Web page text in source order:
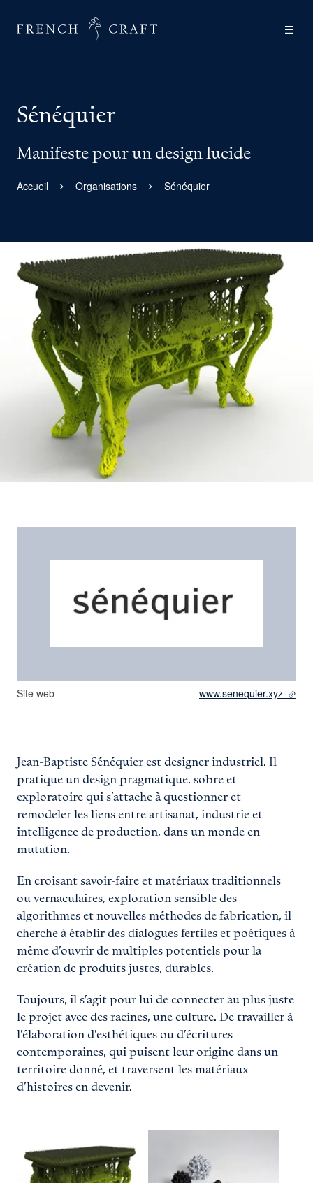
Sénéquier
Manifeste pour un design lucide
Accueil Organisations Sénéquier
Site web www.senequier.xyz - lien
Jean-Baptiste Sénéquier est designer industriel. Il
pratique un design pragmatique, sobre et
exploratoire qui s’attache à questionner et
remodeler les liens entre artisanat, industrie et
intelligence de production, dans un monde en
mutation.
En croisant savoir-faire et matériaux traditionnels
ou vernaculaires, exploration sensible des
algorithmes et nouvelles méthodes de fabrication, il
cherche à établir des dialogues fertiles et poétiques à
même d’ouvrir de multiples potentiels pour la
création de produits justes, durables.
Toujours, il s’agit pour lui de connecter au plus juste
le projet avec des racines, une culture. De travailler à
l’élaboration d’esthétiques ou d’écritures
contemporaines, qui puisent leur origine dans un
territoire donné, et traversent les matériaux
d’histoires en devenir.